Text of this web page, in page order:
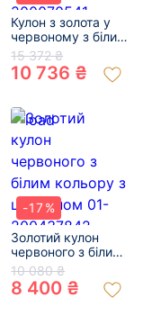
Кулон з золота у
червоному з білим
кольорі з
цирконом 01-
200070541
15 372 ₴
10 736 ₴
-17%
Золотий кулон
червоного з білим
кольору з
цирконом 01-
200437842
10 080 ₴
8 400 ₴